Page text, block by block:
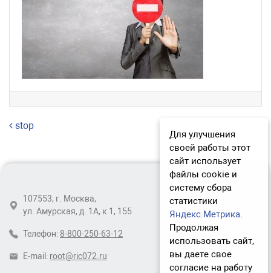
Навигация по записям
stop
107553, г. Москва,
ул. Амурская, д. 1А, к 1, 155
Телефон: 8-800-250-63-12
E-mail: root@ric072.ru
Для улучшения
своей работы этот
сайт использует
файлы cookie и
систему сбора
статистики
Яндекс.Метрика.
Продолжая
использовать сайт,
вы даете свое
согласие на работу